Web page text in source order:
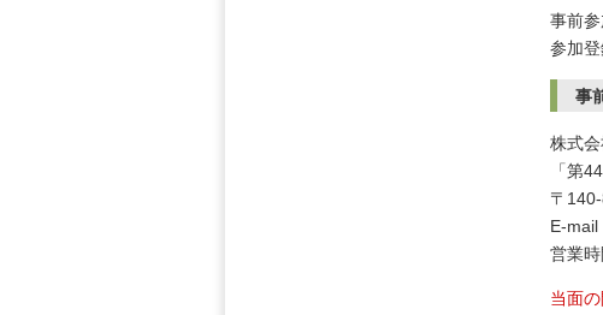
事前
参加
事
株式
「第
〒
E-mail
営業
当面